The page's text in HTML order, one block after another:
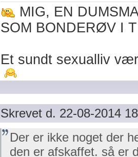
MIG, EN
SOM BONDERØV I
Et sundt sexualliv
Skrevet d. 22-08-2014
Der er ikke noget der
den er afskaffet. så er